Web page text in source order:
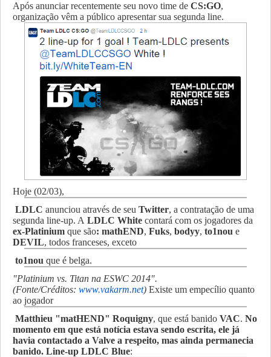
Após anunciar recentemente seu novo time de CS:GO,
organização vêm a público apresentar sua segunda line.
Hoje (02/03),
LDLC anunciou através de seu Twitter, a contratação de uma
segunda line-up. A LDLC White contará com os jogadores da
ex-Platinium que são: mathEND, Fuks, bodyy, to1nou e
DEVIL, todos franceses, exceto
to1nou que é belga.
"Platinium vs. Titan na ESWC 2014".
(Fonte/Créditos: www.vakarm.net) Existe um empecílio quanto
ao jogador
Matthieu "matHEND" Roquigny, que está banido VAC. No
momento em que está notícia estava sendo escrita, ele já
havia contactado a Valve a respeito, mas ainda permanecia
banido. Line-up LDLC Blue: